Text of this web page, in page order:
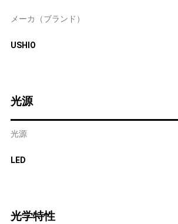
メーカ（ブランド）
USHIO
光源
光源
LED
光学特性